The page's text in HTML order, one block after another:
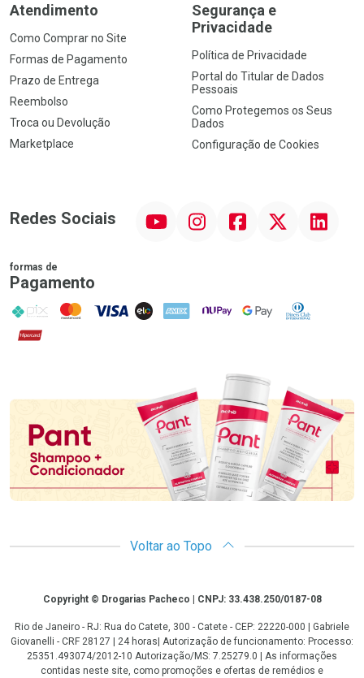
Atendimento
Como Comprar no Site
Formas de Pagamento
Prazo de Entrega
Reembolso
Troca ou Devolução
Marketplace
Segurança e
Privacidade
Política de Privacidade
Portal do Titular de Dados
Pessoais
Como Protegemos os Seus
Dados
Configuração de Cookies
Redes Sociais InstagramFacebook Linkedin
formas de
Pagamento
PIX MasterCard
VISA ELO AMEX NuPay Google PayDiners Club
Hipercard
Promoção em Destaque
Voltar ao Topo
CopyrightCopyright © Drogarias Pacheco | CNPJ: 33.438.250/0187-08
Rio de Janeiro - RJ: Rua do Catete, 300 - Catete - CEP: 22220-000 | Gabriele
Giovanelli - CRF 28127 | 24 horas| Autorização de funcionamento: Processo:
25351.493074/2012-10 Autorização/MS: 7.25279.0 | As informações
contidas neste site, como promoções e ofertas de remédios e